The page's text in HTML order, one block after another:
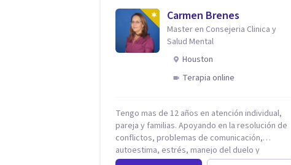
intención es hacer algo con lo que te está
pasando. No dudes en comunicarte a fin de
comenzar a resolver la situación que está
generando esa angustia.
Carmen Brenes
Master en Consejeria Clinica y
Salud Mental
Houston
Terapia online
Tengo mas de 12 años en atención individual,
pareja y familias. Apoyando en la resolución de
conflictos, problemas de comunicación,
autoestima, estrés, manejo del duelo y
personas con ansiedad y depresión, así como